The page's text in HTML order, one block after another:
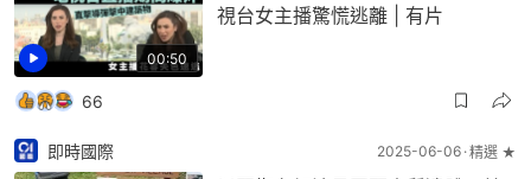
00:50
視台女主播驚慌逃離 | 有片
66
即時國際 2025-06-06 精選 ★